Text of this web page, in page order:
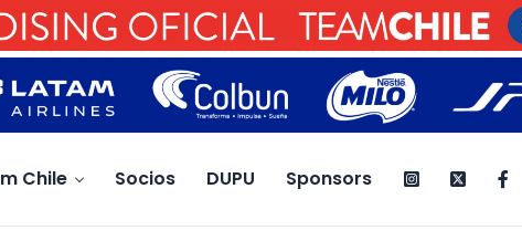
Chile Socios DUPU Sponsors